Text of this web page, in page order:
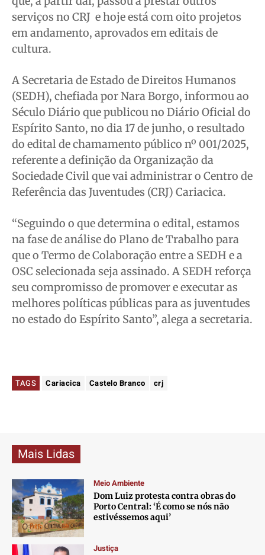
serviços no CRJ e hoje está com oito projetos
em andamento, aprovados em editais de
cultura.
A Secretaria de Estado de Direitos Humanos
(SEDH), chefiada por Nara Borgo, informou ao
Século Diário que publicou no Diário Oficial do
Espírito Santo, no dia 17 de junho, o resultado
do edital de chamamento público nº 001/2025,
referente a definição da Organização da
Sociedade Civil que vai administrar o Centro de
Referência das Juventudes (CRJ) Cariacica.
“Seguindo o que determina o edital, estamos
na fase de análise do Plano de Trabalho para
que o Termo de Colaboração entre a SEDH e a
OSC selecionada seja assinado. A SEDH reforça
seu compromisso de promover e executar as
melhores políticas públicas para as juventudes
no estado do Espírito Santo”, alega a secretaria.
TAGS Cariacica Castelo Branco crj
Mais Lidas
Meio Ambiente
Dom Luiz protesta contra obras do
Porto Central: ‘É como se nós não
estivéssemos aqui’
Justiça